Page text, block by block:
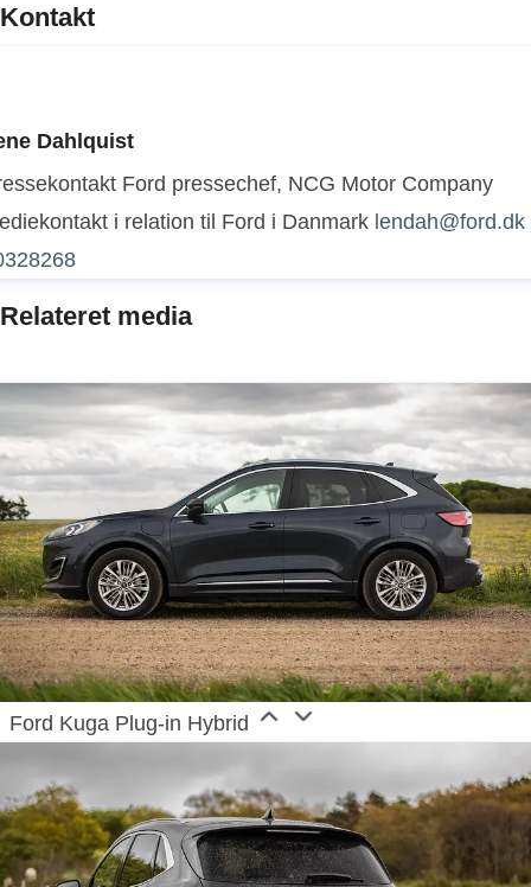
Kontakt
Dahlquist
Ford pressechef, NCG Motor Company
i relation til Ford i Danmark lendah@ford.dk
Relateret media
Ford Kuga Plug-in Hybrid